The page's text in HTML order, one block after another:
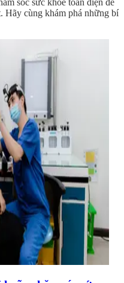
Hãy cùng khám phá những bí